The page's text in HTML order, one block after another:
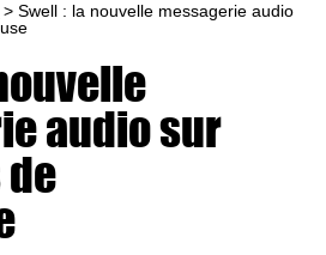
> Swell : la nouvelle messagerie audio
audio sur